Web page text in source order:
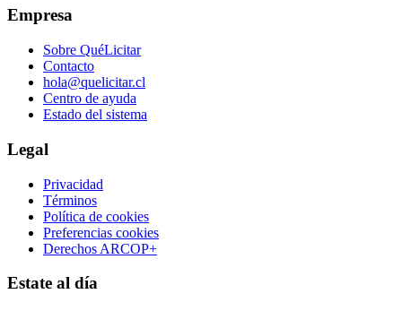
Empresa
Sobre QuéLicitar
Contacto
hola@quelicitar.cl
Centro de ayuda
Estado del sistema
Legal
Privacidad
Términos
Política de cookies
Preferencias cookies
Derechos ARCOP+
Estate al día